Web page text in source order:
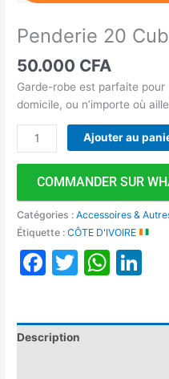
Penderie 20
50.000 CFA
Garde-robe est parfaite
domicile, ou n’importe où
Ajouter au
COMMANDER SUR
Catégories :Accessoires &
Étiquette :CÔTE D'IVOIRE
Facebook
Twitter
Description